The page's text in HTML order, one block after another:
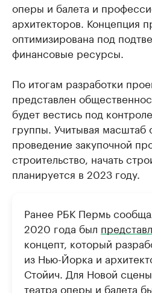
оперы и балета и
архитекторов. Концепция
оптимизирована под
финансовые ресурсы.
По итогам разработки
представлен
будет вестись под
группы. Учитывая масштаб
проведение закупочной
строительство, начать
планируется в 2023 году.
Ранее РБК Пермь
2020 года был
концепт, который
из Нью-Йорка и
Стойич. Для Новой
театра оперы и балета